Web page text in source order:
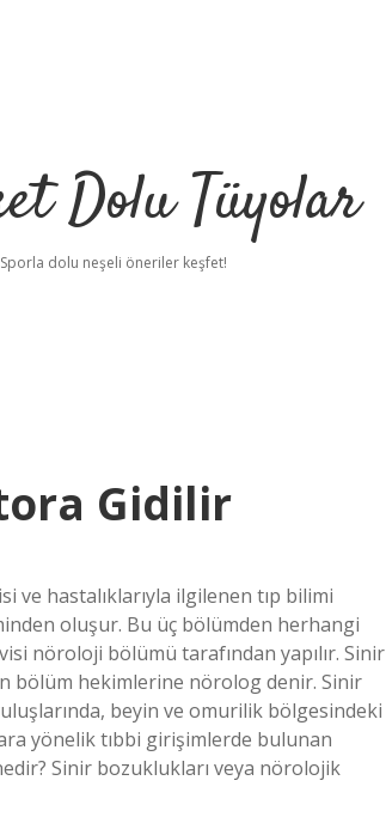
Dolu Tüyolar
Sporla dolu neşeli öneriler keşfet!
Gidilir
hastalıklarıyla ilgilenen tıp bilimi
oluşur. Bu üç bölümden herhangi
nöroloji bölümü tarafından yapılır. Sinir
bölüm hekimlerine nörolog denir. Sinir
beyin ve omurilik bölgesindeki
yönelik tıbbi girişimlerde bulunan
Sinir bozuklukları veya nörolojik